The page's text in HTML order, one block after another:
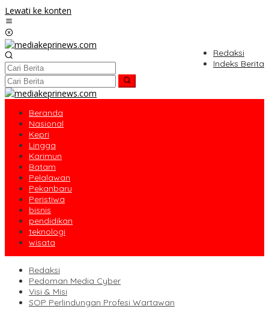
Lewati ke konten
Redaksi
Indeks Berita
Beranda
Nasional
Kepri
Lingga
Karimun
Batam
Pelalawan
Pekanbaru
Peristiwa
bisnis
pendidikan
teknologi
wisata
Redaksi
Pedoman Media Cyber
Visi & Misi
SOP Perlindungan Profesi Wartawan